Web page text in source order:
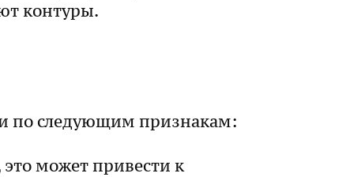
контуры.
по следующим признакам:
может привести к